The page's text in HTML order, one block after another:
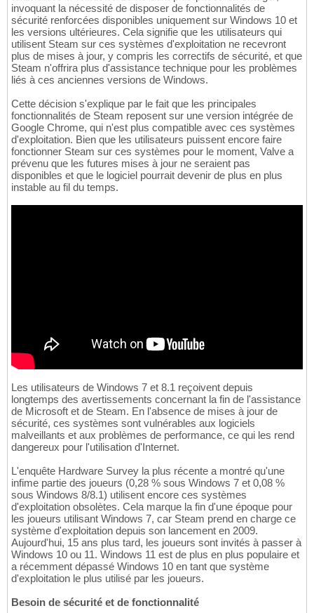
invoquant la nécessité de disposer de fonctionnalités de
sécurité renforcées disponibles uniquement sur Windows 10 et
les versions ultérieures. Cela signifie que les utilisateurs qui
utilisent Steam sur ces systèmes d'exploitation ne recevront
plus de mises à jour, y compris les correctifs de sécurité, et que
Steam n'offrira plus d'assistance technique pour les problèmes
liés à ces anciennes versions de Windows.
Cette décision s'explique par le fait que les principales
fonctionnalités de Steam reposent sur une version intégrée de
Google Chrome, qui n'est plus compatible avec ces systèmes
d'exploitation. Bien que les utilisateurs puissent encore faire
fonctionner Steam sur ces systèmes pour le moment, Valve a
prévenu que les futures mises à jour ne seraient pas
disponibles et que le logiciel pourrait devenir de plus en plus
instable au fil du temps.
Les utilisateurs de Windows 7 et 8.1 reçoivent depuis
longtemps des avertissements concernant la fin de l'assistance
de Microsoft et de Steam. En l'absence de mises à jour de
sécurité, ces systèmes sont vulnérables aux logiciels
malveillants et aux problèmes de performance, ce qui les rend
dangereux pour l'utilisation d'Internet.
L'enquête Hardware Survey la plus récente a montré qu'une
infime partie des joueurs (0,28 % sous Windows 7 et 0,08 %
sous Windows 8/8.1) utilisent encore ces systèmes
d'exploitation obsolètes. Cela marque la fin d'une époque pour
les joueurs utilisant Windows 7, car Steam prend en charge ce
système d'exploitation depuis son lancement en 2009.
Aujourd'hui, 15 ans plus tard, les joueurs sont invités à passer à
Windows 10 ou 11. Windows 11 est de plus en plus populaire et
a récemment dépassé Windows 10 en tant que système
d'exploitation le plus utilisé par les joueurs.
Besoin de sécurité et de fonctionnalité